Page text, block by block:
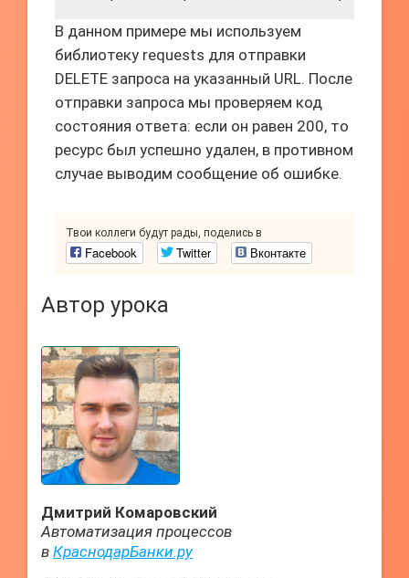
В данном примере мы используем
библиотеку requests для отправки
DELETE запроса на указанный URL. После
отправки запроса мы проверяем код
состояния ответа: если он равен 200, то
ресурс был успешно удален, в противном
случае выводим сообщение об ошибке.
Твои коллеги будут рады, поделись в
Facebook Twitter Вконтакте
Автор урока
Дмитрий Комаровский
Автоматизация процессов
в КраснодарБанки.ру